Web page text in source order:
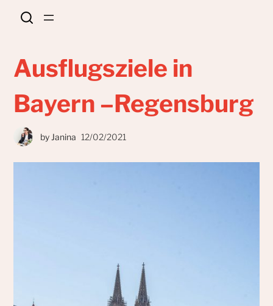
Ausflugsziele in
Bayern –Regensburg
by Janina 12/02/2021